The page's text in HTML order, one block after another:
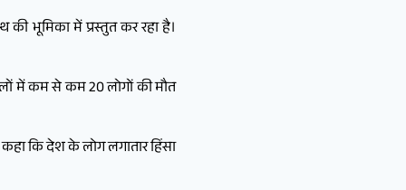
की भूमिका में प्रस्तुत कर रहा है।
में कम से कम 20 लोगों की मौत
कि देश के लोग लगातार हिंसा